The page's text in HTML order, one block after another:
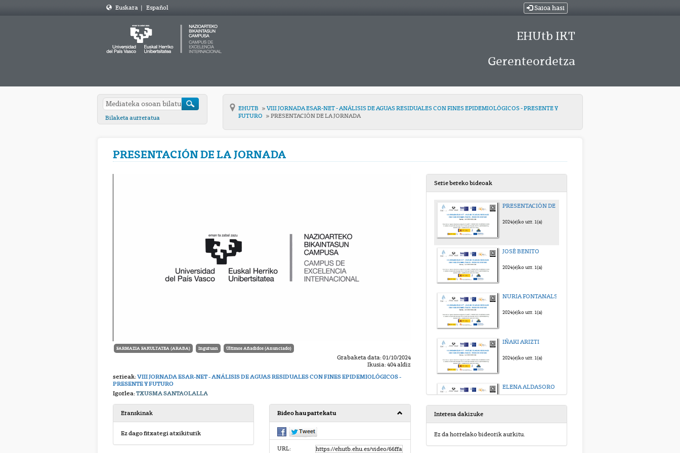
Euskara | Español Saioa hasi
EHUtb IKT
Gerenteordetza
Bilaketa aurreratua
EHUTB
VIII JORNADA ESAR-NET - ANÁLISIS DE AGUAS RESIDUALES CON FINES EPIDEMIOLÓGICOS - PRESENTE Y
FUTURO
PRESENTACIÓN DE LA JORNADA
PRESENTACIÓN DE LA JORNADA
FARMAZIA FAKULTATEA (ARABA) Inguruan Últimos Añadidos (Anunciado)
Grabaketa data: 01/10/2024
Ikusia: 404 aldiz
serieak:VIII JORNADA ESAR-NET - ANÁLISIS DE AGUAS RESIDUALES CON FINES EPIDEMIOLÓGICOS -
PRESENTE Y FUTURO
Igorlea:TXUSMA SANTAOLALLA
Eranskinak
Ez dago fitxategi atxikiturik
Bideo hau partekatu
URL:
Serie bereko bideoak
2024(e)ko urr. 1(a)
JOSÉ BENITO
2024(e)ko urr. 1(a)
NURIA FONTANALS
2024(e)ko urr. 1(a)
IÑAKI ARIZTI
2024(e)ko urr. 1(a)
ELENA ALDASORO
UNAX LERTXUNDI
Interesa dakizuke
Ez da horrelako bideorik aurkitu.